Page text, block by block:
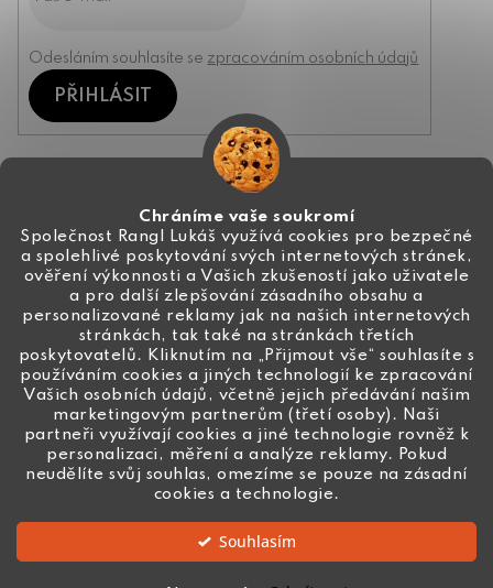
Chráníme vaše soukromí
Společnost Rangl Lukáš využívá cookies pro bezpečné
a spolehlivé poskytování svých internetových stránek,
ověření výkonnosti a Vašich zkušeností jako uživatele
a pro další zlepšování zásadního obsahu a
personalizované reklamy jak na našich internetových
stránkách, tak také na stránkách třetích
poskytovatelů. Kliknutím na „Přijmout vše“ souhlasíte s
používáním cookies a jiných technologií ke zpracování
Vašich osobních údajů, včetně jejich předávání našim
marketingovým partnerům (třetí osoby). Naši
partneři využívají cookies a jiné technologie rovněž k
personalizaci, měření a analýze reklamy. Pokud
neudělíte svůj souhlas, omezíme se pouze na zásadní
cookies a technologie.
Souhlasím
Odesláním souhlasíte se zpracováním osobních údajů
PŘIHLÁSIT
info@ceske-koralky.cz
+420 774 444 191